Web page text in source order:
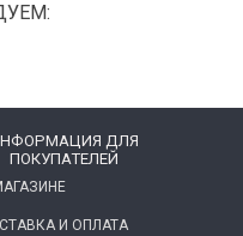
ДЛЯ
ПОКУПАТЕЛЕЙ
И ОПЛАТА